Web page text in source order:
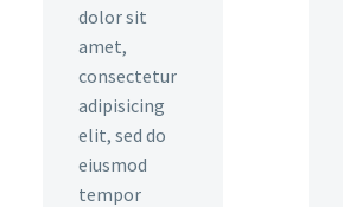
dolor sit
amet,
consectetur
adipisicing
elit, sed do
eiusmod
tempor